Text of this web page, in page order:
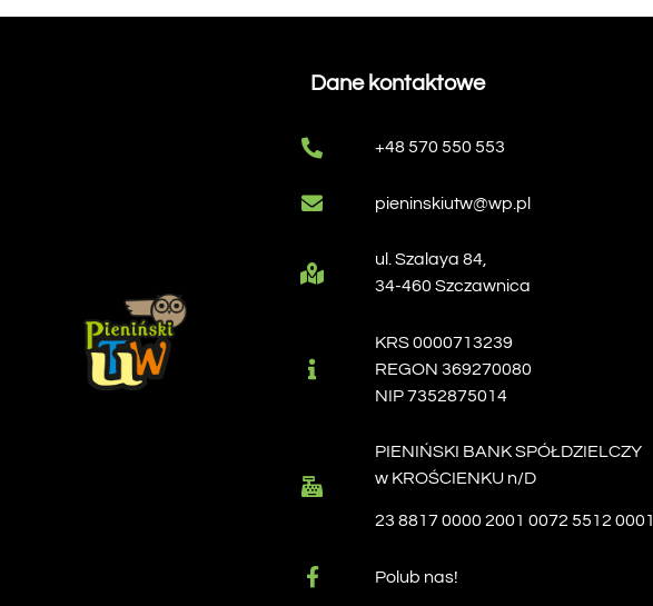
Dane kontaktowe
+48 570 550 553
pieninskiutw@wp.pl
ul. Szalaya 84,
34-460 Szczawnica
KRS 0000713239
REGON 369270080
NIP 7352875014
PIENIŃSKI BANK SPÓŁDZIELCZY
w KROŚCIENKU n/D
23 8817 0000 2001 0072 5512 0001
Polub nas!